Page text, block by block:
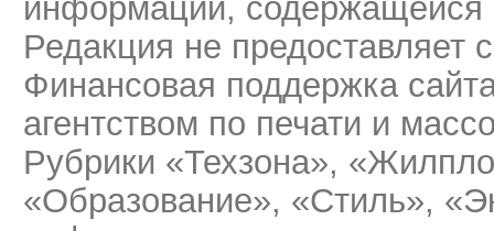
Редакция не предоставляет
Финансовая поддержка
агентством по печати и
Рубрики «Техзона»,
«Образование», «Стиль»,